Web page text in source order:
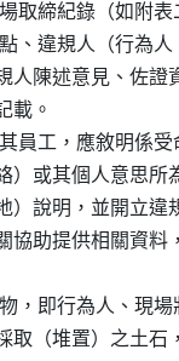
場取締紀錄（如附
點、違規人（行為
規人陳述意見、佐
載。
其員工，應敘明係
絡）或其個人意思
地）說明，並開立
關協助提供相關資
物，即行為人、現
採取（堆置）之土